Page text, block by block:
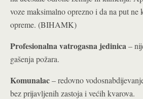
voze maksimalno oprezno i da na put ne
opreme. (BIHAMK)
Profesionalna vatrogasna jedinica–
gašenja požara.
Komunalac– redovno
bez prijavljenih zastoja i većih kvarova.